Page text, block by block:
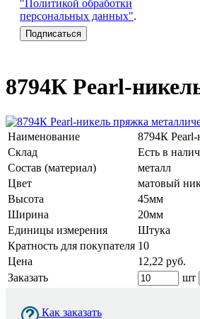
"Политикой обработки
персональных данных".
8794К Pearl-
Наименование
8794К
Склад
Есть в
Состав (материал)
металл
Цвет
матовый
Высота
45мм
Ширина
20мм
Единицы измерения
Штука
Кратность для покупателя 10
Цена
12,22 руб.
Заказать
шт
Как заказать